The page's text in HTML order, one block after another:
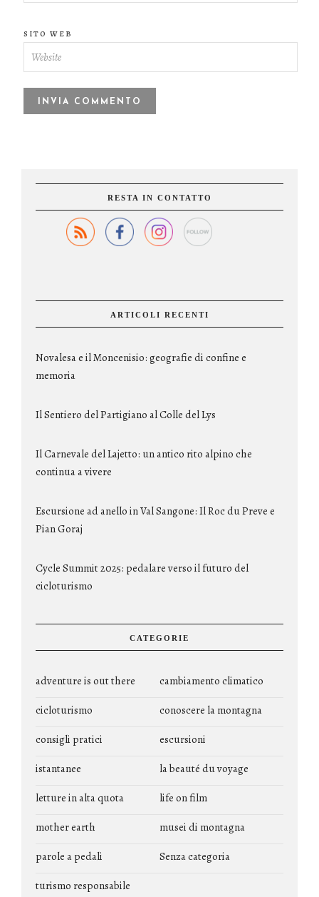
SITO WEB
RESTA IN CONTATTO
ARTICOLI RECENTI
Novalesa e il Moncenisio: geografie di confine e
memoria
Il Sentiero del Partigiano al Colle del Lys
Il Carnevale del Lajetto: un antico rito alpino che
continua a vivere
Escursione ad anello in Val Sangone: Il Roc du Preve e
Pian Goraj
Cycle Summit 2025: pedalare verso il futuro del
cicloturismo
CATEGORIE
adventure is out there cambiamento climatico
cicloturismo conoscere la montagna
consigli pratici escursioni
istantanee la beauté du voyage
letture in alta quota life on film
mother earth musei di montagna
parole a pedali Senza categoria
turismo responsabile